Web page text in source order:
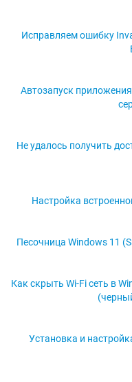
Исправляем ошибку
Автозапуск
Не удалось получить
Настройка
Песочница Windows 11
Как скрыть Wi-Fi сеть в
Установка и